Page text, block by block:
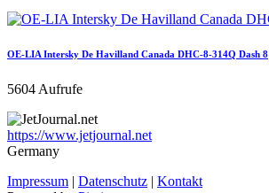
OE-LIA Intersky De Havilland Canada DHC-8-314Q Dash 8
5604 Aufrufe
https://www.jetjournal.net
Germany
Impressum
Datenschutz
Kontakt